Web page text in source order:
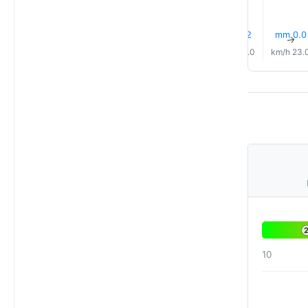
0.0 mm
↑
23.0
0.2 mm
24.0 km/h
2
10